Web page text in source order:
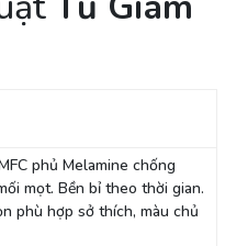
phủ Melamine chống
mọt. Bền bỉ theo thời gian.
phù hợp sở thích, màu chủ